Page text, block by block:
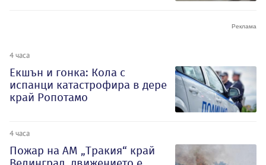
4 часа
Екшън и гонка: Кола с
испанци катастрофира в дере
край Ропотамо
4 часа
Пожар на АМ „Тракия“ край